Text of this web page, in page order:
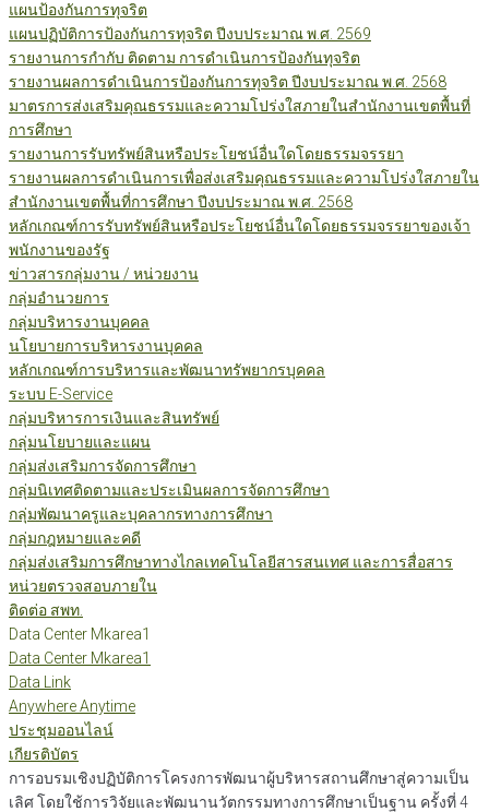
แผนป้องกันการทุจริต
แผนปฏิบัติการป้องกันการทุจริต ปีงบประมาณ พ.ศ. 2569
รายงานการกำกับ ติดตาม การดำเนินการป้องกันทุจริต
รายงานผลการดำเนินการป้องกันการทุจริต ปีงบประมาณ พ.ศ. 2568
มาตรการส่งเสริมคุณธรรมและความโปร่งใสภายในสำนักงานเขตพื้นที่
การศึกษา
รายงานการรับทรัพย์สินหรือประโยชน์อื่นใดโดยธรรมจรรยา
รายงานผลการดำเนินการเพื่อส่งเสริมคุณธรรมและความโปร่งใสภายใน
สำนักงานเขตพื้นที่การศึกษา ปีงบประมาณ พ.ศ. 2568
หลักเกณฑ์การรับทรัพย์สินหรือประโยชน์อื่นใดโดยธรรมจรรยาของเจ้า
พนักงานของรัฐ
ข่าวสารกลุ่มงาน / หน่วยงาน
กลุ่มอำนวยการ
กลุ่มบริหารงานบุคคล
นโยบายการบริหารงานบุคคล
หลักเกณฑ์การบริหารและพัฒนาทรัพยากรบุคคล
ระบบ E-Service
กลุ่มบริหารการเงินและสินทรัพย์
กลุ่มนโยบายและแผน
กลุ่มส่งเสริมการจัดการศึกษา
กลุ่มนิเทศติดตามและประเมินผลการจัดการศึกษา
กลุ่มพัฒนาครูและบุคลากรทางการศึกษา
กลุ่มกฎหมายและคดี
กลุ่มส่งเสริมการศึกษาทางไกลเทคโนโลยีสารสนเทศ และการสื่อสาร
หน่วยตรวจสอบภายใน
ติดต่อ สพท.
Data Center Mkarea1
Data Center Mkarea1
Data Link
Anywhere Anytime
ประชุมออนไลน์
เกียรติบัตร
การอบรมเชิงปฏิบัติการโครงการพัฒนาผู้บริหารสถานศึกษาสู่ความเป็น
เลิศ โดยใช้การวิจัยและพัฒนานวัตกรรมทางการศึกษาเป็นฐาน ครั้งที่ 4